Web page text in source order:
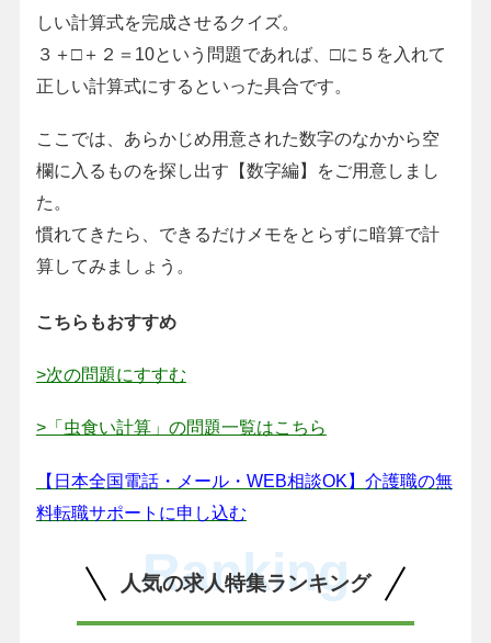
しい計算式を完成させるクイズ。
３＋□＋２＝10という問題であれば、□に５を入れて
正しい計算式にするといった具合です。
ここでは、あらかじめ用意された数字のなかから空
欄に入るものを探し出す【数字編】をご用意しまし
た。
慣れてきたら、できるだけメモをとらずに暗算で計
算してみましょう。
こちらもおすすめ
>次の問題にすすむ
>「虫食い計算」の問題一覧はこちら
【日本全国電話・メール・WEB相談OK】介護職の無
料転職サポートに申し込む
人気の求人特集ランキング
Ranking